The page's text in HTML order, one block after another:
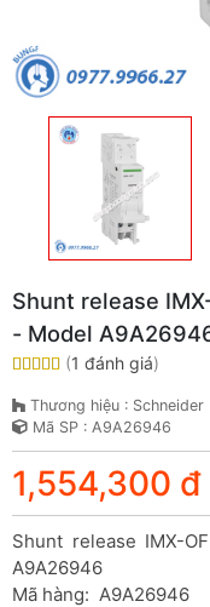
Shunt release
- Model
(1 đánh giá)
Thương hiệu : Schneider
Mã SP : A9A26946
1,554,300 đ
Shunt release IMX-
A9A26946
Mã hàng:  A9A26946